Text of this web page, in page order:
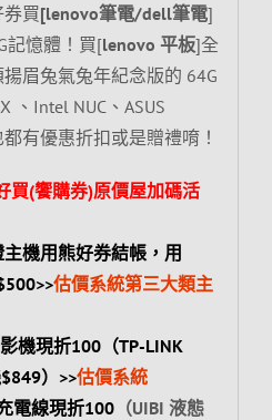
買[lenovo筆電/dell筆電]
記憶體！買[lenovo 平板]全
眉兔氣兔年紀念版的 64G
、Intel NUC、ASUS
有優惠折扣或是贈禮唷！
買(饗購券)原價屋加碼活
機用熊好券結帳，用
估價系統第三大類主
機現折100（TP-LINK
）>>估價系統
電線現折100（UIBI 液態